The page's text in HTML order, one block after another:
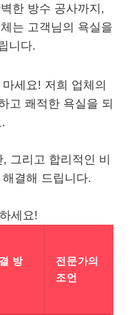
한 방수 공사까지,
는 고객님의 욕실을
니다.
세요! 저희 업체의
고 쾌적한 욕실을 되
그리고 합리적인 비
결해 드립니다.
세요!
방
전문가의
조언